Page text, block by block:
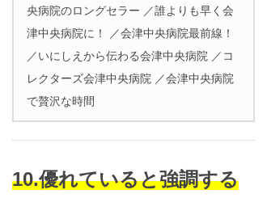
央病院のロングセラー ／誰よりも早く会
津中央病院に！ ／会津中央病院最前線！
／いにしえから伝わる会津中央病院 ／コ
レクターズ会津中央病院 ／会津中央病院
で贅沢な時間
10.優れていると強調する